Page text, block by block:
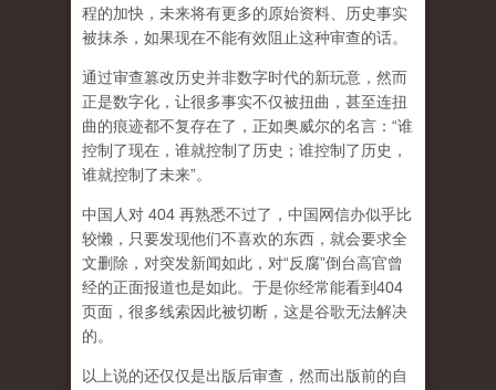
程的加快，未来将有更多的原始资料、历史事实
被抹杀，如果现在不能有效阻止这种审查的话。
通过审查篡改历史并非数字时代的新玩意，然而
正是数字化，让很多事实不仅被扭曲，甚至连扭
曲的痕迹都不复存在了，正如奥威尔的名言：“谁
控制了现在，谁就控制了历史；谁控制了历史，
谁就控制了未来”。
中国人对 404 再熟悉不过了，中国网信办似乎比
较懒，只要发现他们不喜欢的东西，就会要求全
文删除，对突发新闻如此，对“反腐”倒台高官曾
经的正面报道也是如此。于是你经常能看到404
页面， 很多线索因此被切断，这是谷歌无法解决
的。
以上说的还仅仅是出版后审查，然而出版前的自